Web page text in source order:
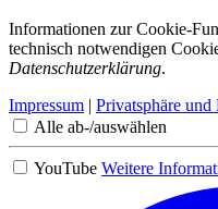
Informationen zur Cookie-
technisch notwendigen
Datenschutzerklärung.
Impressum | Privatsphäre und
Alle ab-/auswählen
YouTube Weitere